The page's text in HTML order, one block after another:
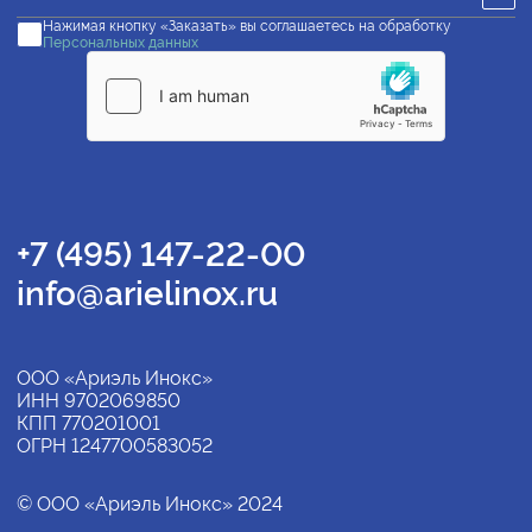
Нажимая кнопку «Заказать» вы соглашаетесь на обработку
Персональных данных
+7 (495) 147-22-00
info@arielinox.ru
ООО «Ариэль Инокс»
ИНН 9702069850
КПП 770201001
ОГРН 1247700583052
© ООО «Ариэль Инокс» 2024